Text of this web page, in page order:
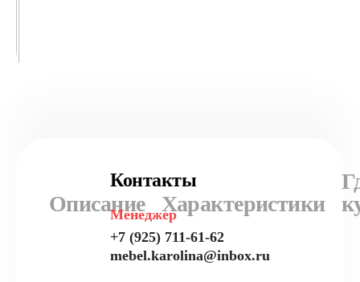
Описание Характеристики
Контакты
Менеджер
+7 (925) 711-61-62
mebel.karolina@inbox.ru